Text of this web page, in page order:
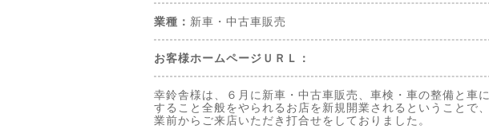
業種： 新車・中古車販売
お客様ホームページＵＲＬ：
幸鈴舎様は、６月に新車・中古車販売、車検・車の整備と車
すること全般をやられるお店を新規開業されるということで
業前からご来店いただき打合せをしておりました。